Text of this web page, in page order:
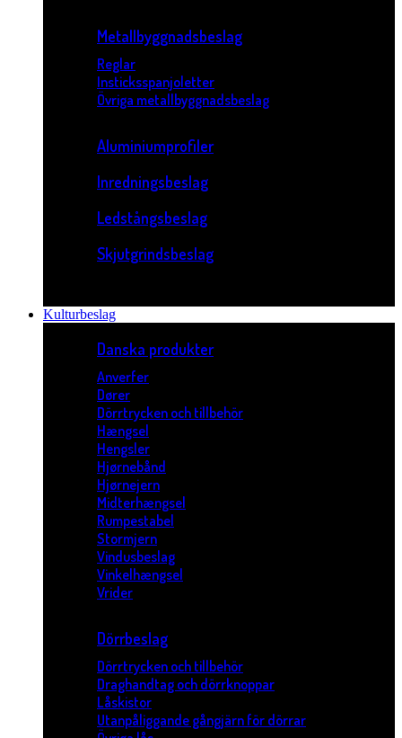
Metallbyggnadsbeslag
Reglar
Insticksspanjoletter
Övriga metallbyggnadsbeslag
Aluminiumprofiler
Inredningsbeslag
Ledstångsbeslag
Skjutgrindsbeslag
Kulturbeslag
Danska produkter
Anverfer
Dører
Dörrtrycken och tillbehör
Hængsel
Hengsler
Hjørnebånd
Hjørnejern
Midterhængsel
Rumpestabel
Stormjern
Vindusbeslag
Vinkelhængsel
Vrider
Dörrbeslag
Dörrtrycken och tillbehör
Draghandtag och dörrknoppar
Låskistor
Utanpåliggande gångjärn för dörrar